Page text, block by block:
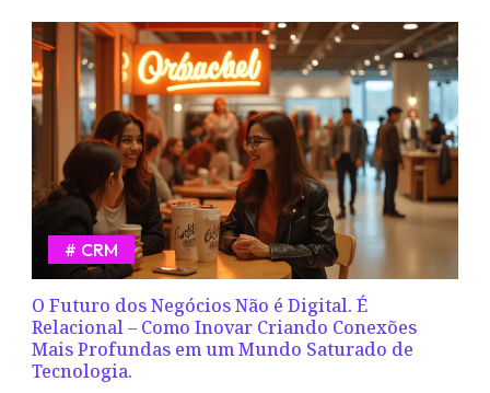
O Futuro dos Negócios Não é Digital. É
Relacional – Como Inovar Criando Conexões
Mais Profundas em um Mundo Saturado de
Tecnologia.
CRM